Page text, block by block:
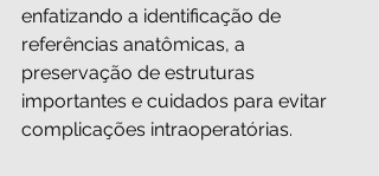
enfatizando a identificação de
referências anatômicas, a
preservação de estruturas
importantes e cuidados para evitar
complicações intraoperatórias.